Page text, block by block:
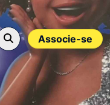
Associe-se